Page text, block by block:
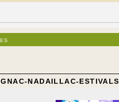
NADAILLAC-ESTIVALS